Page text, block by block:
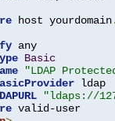
host yourdomain.
any
Basic
"LDAP
ldap
"ldaps://